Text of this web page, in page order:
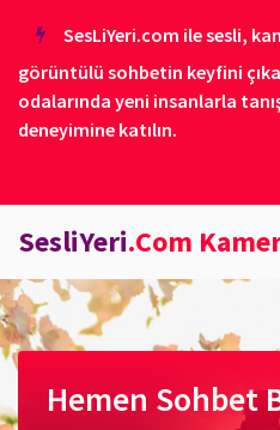
SesLiYeri.com ile sesli,
görüntülü sohbetin keyfini
odalarında yeni insanlarla
deneyimine katılın.
SesliYeri.Com
Hemen Sohbet